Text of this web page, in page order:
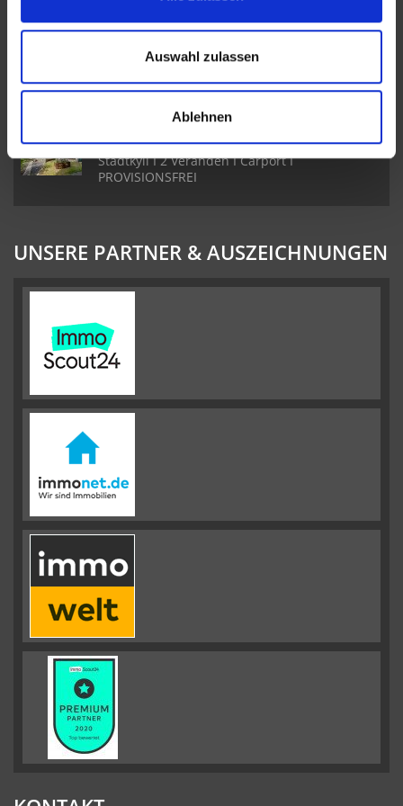
Auswahl zulassen
Ablehnen
Freistehendes Einfamilienhaus in Ehlenz I
I Sauna
Ferienhaus im Schwedenstil im Landal Park
Stadtkyll I 2 Veranden I Carport I
PROVISIONSFREI
UNSERE PARTNER & AUSZEICHNUNGEN